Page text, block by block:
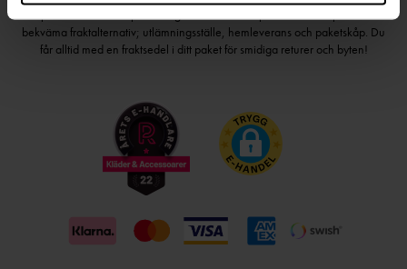
bekväma fraktalternativ; utlämningsställe, hemleverans och paketskåp. Du
får alltid med en fraktsedel i ditt paket för smidiga returer och byten!